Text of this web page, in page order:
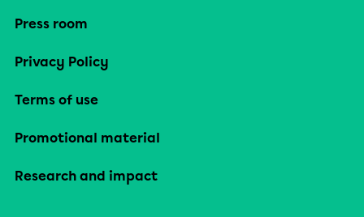
Press room
Privacy Policy
Terms of use
Promotional material
Research and impact